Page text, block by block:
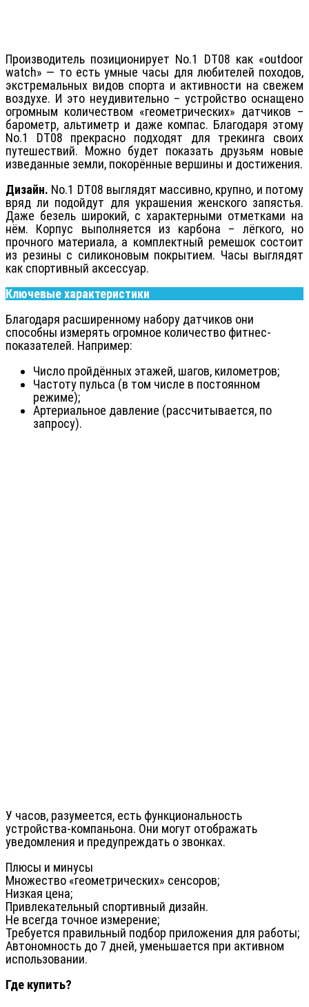
Производитель позиционирует No.1 DT08 как «outdoor
watch» — то есть умные часы для любителей походов,
экстремальных видов спорта и активности на свежем
воздухе. И это неудивительно – устройство оснащено
огромным количеством «геометрических» датчиков –
барометр, альтиметр и даже компас. Благодаря этому
No.1 DT08 прекрасно подходят для трекинга своих
путешествий. Можно будет показать друзьям новые
изведанные земли, покорённые вершины и достижения.
Дизайн. No.1 DT08 выглядят массивно, крупно, и потому
вряд ли подойдут для украшения женского запястья.
Даже безель широкий, с характерными отметками на
нём. Корпус выполняется из карбона – лёгкого, но
прочного материала, а комплектный ремешок состоит
из резины с силиконовым покрытием. Часы выглядят
как спортивный аксессуар.
Ключевые характеристики
Благодаря расширенному набору датчиков они
способны измерять огромное количество фитнес-
показателей. Например:
Число пройдённых этажей, шагов, километров;
Частоту пульса (в том числе в постоянном
режиме);
Артериальное давление (рассчитывается, по
запросу).
У часов, разумеется, есть функциональность
устройства-компаньона. Они могут отображать
уведомления и предупреждать о звонках.
Плюсы и минусы
Множество «геометрических» сенсоров;
Низкая цена;
Привлекательный спортивный дизайн.
Не всегда точное измерение;
Требуется правильный подбор приложения для работы;
Автономность до 7 дней, уменьшается при активном
использовании.
Где купить?